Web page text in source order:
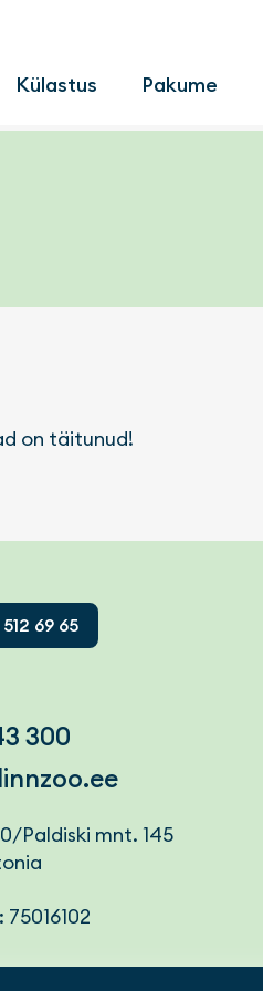
Main menu
Külastus Pakume
on täitunud!
69 65
300
Paldiski mnt. 145